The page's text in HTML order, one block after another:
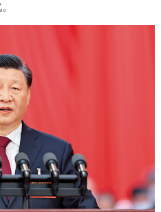
服务 部门服务
服务
政务
我要咨询 我要建议